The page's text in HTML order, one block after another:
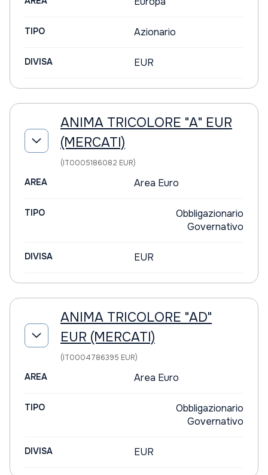
TIPO Azionario
DIVISA EUR
ANIMA TRICOLORE "A" EUR
(MERCATI)
(IT0005186082 EUR)
AREA Area Euro
TIPO
Obbligazionario
Governativo
DIVISA EUR
ANIMA TRICOLORE "AD"
EUR (MERCATI)
(IT0004786395 EUR)
AREA Area Euro
TIPO
Obbligazionario
Governativo
DIVISA EUR